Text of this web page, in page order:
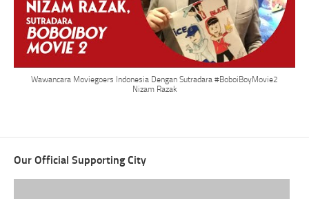
Wawancara Moviegoers Indonesia Dengan Sutradara #BoboiBoyMovie2
Nizam Razak
Our Official Supporting City